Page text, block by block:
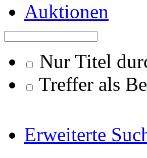
Auktionen
Nur Titel
Treffer als
Erweiterte